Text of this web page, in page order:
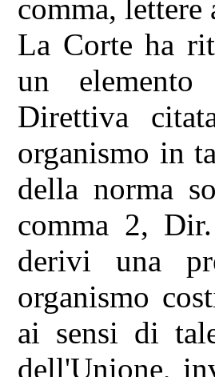
comma,
La Corte ha
un elemento
Direttiva
organismo in
della norma
comma 2,
derivi una
organismo
ai sensi di
dell'Unione,